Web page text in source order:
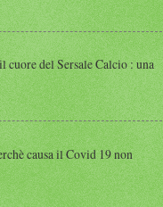
del Sersale Calcio : una
causa il Covid 19 non